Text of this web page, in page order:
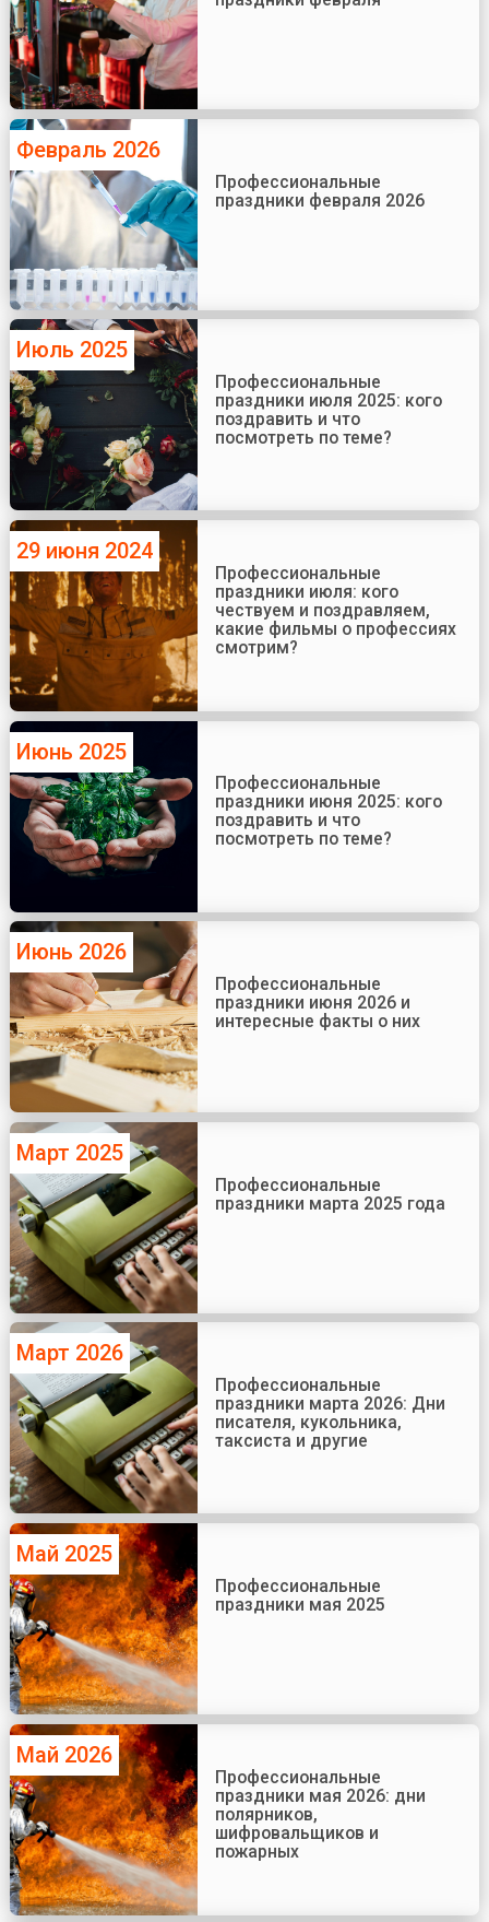
Февраль 2026
Профессиональные
праздники февраля 2026
Июль 2025
Профессиональные
праздники июля 2025: кого
поздравить и что
посмотреть по теме?
29 июня 2024
Профессиональные
праздники июля: кого
чествуем и поздравляем,
какие фильмы о профессиях
смотрим?
Июнь 2025
Профессиональные
праздники июня 2025: кого
поздравить и что
посмотреть по теме?
Июнь 2026
Профессиональные
праздники июня 2026 и
интересные факты о них
Март 2025
Профессиональные
праздники марта 2025 года
Март 2026
Профессиональные
праздники марта 2026: Дни
писателя, кукольника,
таксиста и другие
Май 2025
Профессиональные
праздники мая 2025
Май 2026
Профессиональные
праздники мая 2026: дни
полярников,
шифровальщиков и
пожарных